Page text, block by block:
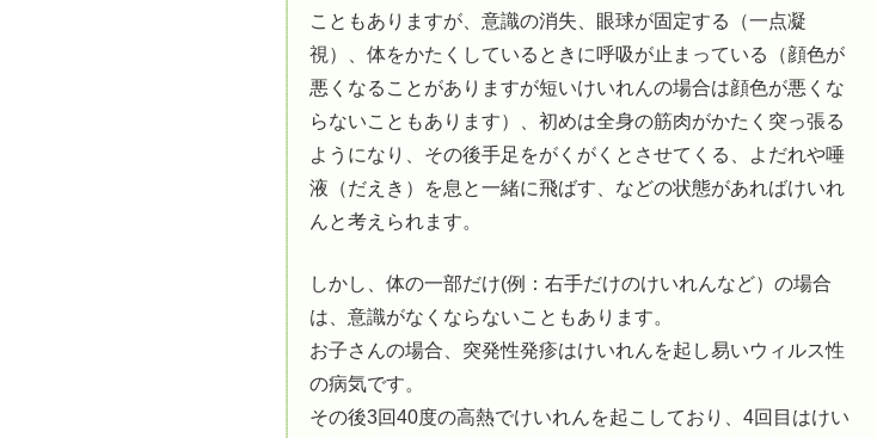
こともありますが、意識の消失、眼球が固定する（一点凝
視）、体をかたくしているときに呼吸が止まっている（顔色が
悪くなることがありますが短いけいれんの場合は顔色が悪くな
らないこともあります）、初めは全身の筋肉がかたく突っ張る
ようになり、その後手足をがくがくとさせてくる、よだれや唾
液（だえき）を息と一緒に飛ばす、などの状態があればけいれ
んと考えられます。
しかし、体の一部だけ(例：右手だけのけいれんなど）の場合
は、意識がなくならないこともあります。
お子さんの場合、突発性発疹はけいれんを起し易いウィルス性
の病気です。
その後3回40度の高熱でけいれんを起こしており、4回目はけい